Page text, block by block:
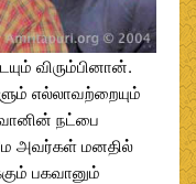
விரும்பினான்.
எல்லாவற்றையும்
நட்பை
அவர்கள் மனதில்
பகவானும்